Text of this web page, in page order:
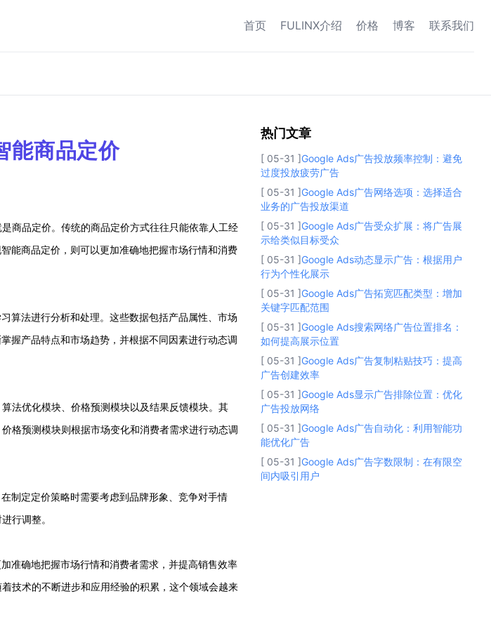
首页 FULINX介绍 价格 博客 联系我们
能商品定价
商品定价。传统的商品定价方式往往只能依靠人工经
能商品定价，则可以更加准确地把握市场行情和消费
算法进行分析和处理。这些数据包括产品属性、市场
握产品特点和市场趋势，并根据不同因素进行动态调
法优化模块、价格预测模块以及结果反馈模块。其
格预测模块则根据市场变化和消费者需求进行动态调
制定定价策略时需要考虑到品牌形象、竞争对手情
行调整。
准确地把握市场行情和消费者需求，并提高销售效率
技术的不断进步和应用经验的积累，这个领域会越来
热门文章
[ 05-31 ]Google Ads广告投放频率控制：避免
过度投放疲劳广告
[ 05-31 ]Google Ads广告网络选项：选择适合
业务的广告投放渠道
[ 05-31 ]Google Ads广告受众扩展：将广告展
示给类似目标受众
[ 05-31 ]Google Ads动态显示广告：根据用户
行为个性化展示
[ 05-31 ]Google Ads广告拓宽匹配类型：增加
关键字匹配范围
[ 05-31 ]Google Ads搜索网络广告位置排名：
如何提高展示位置
[ 05-31 ]Google Ads广告复制粘贴技巧：提高
广告创建效率
[ 05-31 ]Google Ads显示广告排除位置：优化
广告投放网络
[ 05-31 ]Google Ads广告自动化：利用智能功
能优化广告
[ 05-31 ]Google Ads广告字数限制：在有限空
间内吸引用户